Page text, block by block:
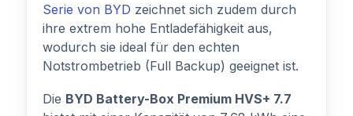
Serie von BYD zeichnet sich zudem durch
ihre extrem hohe Entladefähigkeit aus,
wodurch sie ideal für den echten
Notstrombetrieb (Full Backup) geeignet ist.
Die BYD Battery-Box Premium HVS+ 7.7